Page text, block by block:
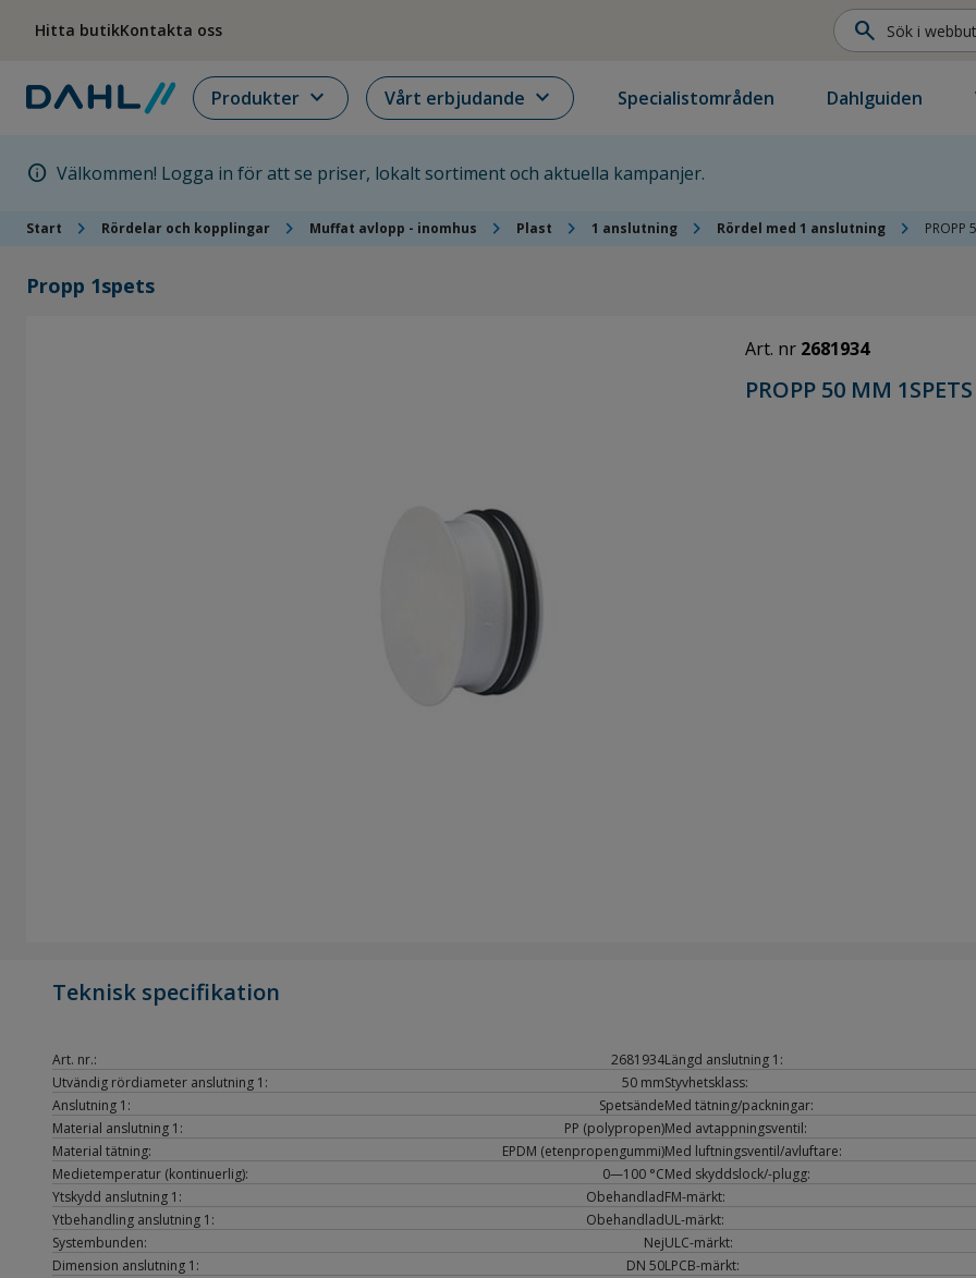
Hitta butikKontakta oss search
Produkter expand_more Vårt erbjudande expand_more Specialistområden Dahlguiden
info Välkommen! Logga in för att se priser, lokalt sortiment och aktuella kampanjer.
Start chevron_right Rördelar och kopplingar chevron_right Muffat avlopp - inomhus chevron_right Plast chevron_right 1 anslutning chevron_right Rördel med 1 anslutning chevron_right PROPP
Propp 1spets
Art. nr 2681934
PROPP 50 MM
Teknisk specifikation
Art. nr.:
2681934
Utvändig rördiameter anslutning 1:
50 mm
Anslutning 1:
Spetsände
Material anslutning 1:
PP (polypropen)
Material tätning:
EPDM (etenpropengummi)
Medietemperatur (kontinuerlig):
0—100 °C
Ytskydd anslutning 1:
Obehandlad
Ytbehandling anslutning 1:
Obehandlad
Systembunden:
Nej
Dimension anslutning 1:
DN 50
Längd anslutning 1:
Styvhetsklass:
Med tätning/packningar:
Med avtappningsventil:
Med luftningsventil/avluftare:
Med skyddslock/-plugg:
FM-märkt:
UL-märkt:
ULC-märkt:
LPCB-märkt: